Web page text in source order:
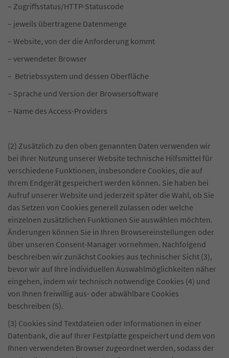
– Zugriffsstatus/HTTP-Statuscode
– jeweils übertragene Datenmenge
– Website, von der die Anforderung kommt
– verwendeter Browser
– Betriebssystem und dessen Oberfläche
– Sprache und Version der Browsersoftware
– Name des Access-Providers
(2) Zusätzlich zu den oben genannten Daten verwenden wir
bei Ihrer Nutzung unserer Website technische Hilfsmittel für
verschiedene Funktionen, insbesondere Cookies, die auf
Ihrem Endgerät gespeichert werden können. Sie haben bei
Aufruf unserer Website und jederzeit später die Wahl, ob Sie
das Setzen von Cookies generell zulassen oder welche
einzelnen zusätzlichen Funktionen Sie auswählen möchten.
Änderungen können Sie in Ihren Browsereinstellungen oder
über unseren Consent-Manager vornehmen. Nachfolgend
beschreiben wir zunächst Cookies aus technischer Sicht (3),
bevor wir auf Ihre individuellen Auswahlmöglichkeiten näher
eingehen, indem wir technisch notwendige Cookies (4) und
von Ihnen freiwillig aus- oder abwählbare Cookies
beschreiben (5).
(3) Cookies sind Textdateien oder Informationen in einer
Datenbank, die auf Ihrer Festplatte gespeichert und dem von
Ihnen verwendeten Browser zugeordnet werden, sodass der